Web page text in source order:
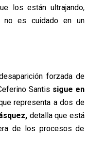
los están ultrajando,
no es cuidado en un
forzada de
Santis sigue en
representa a dos de
detalla que está
de los procesos de